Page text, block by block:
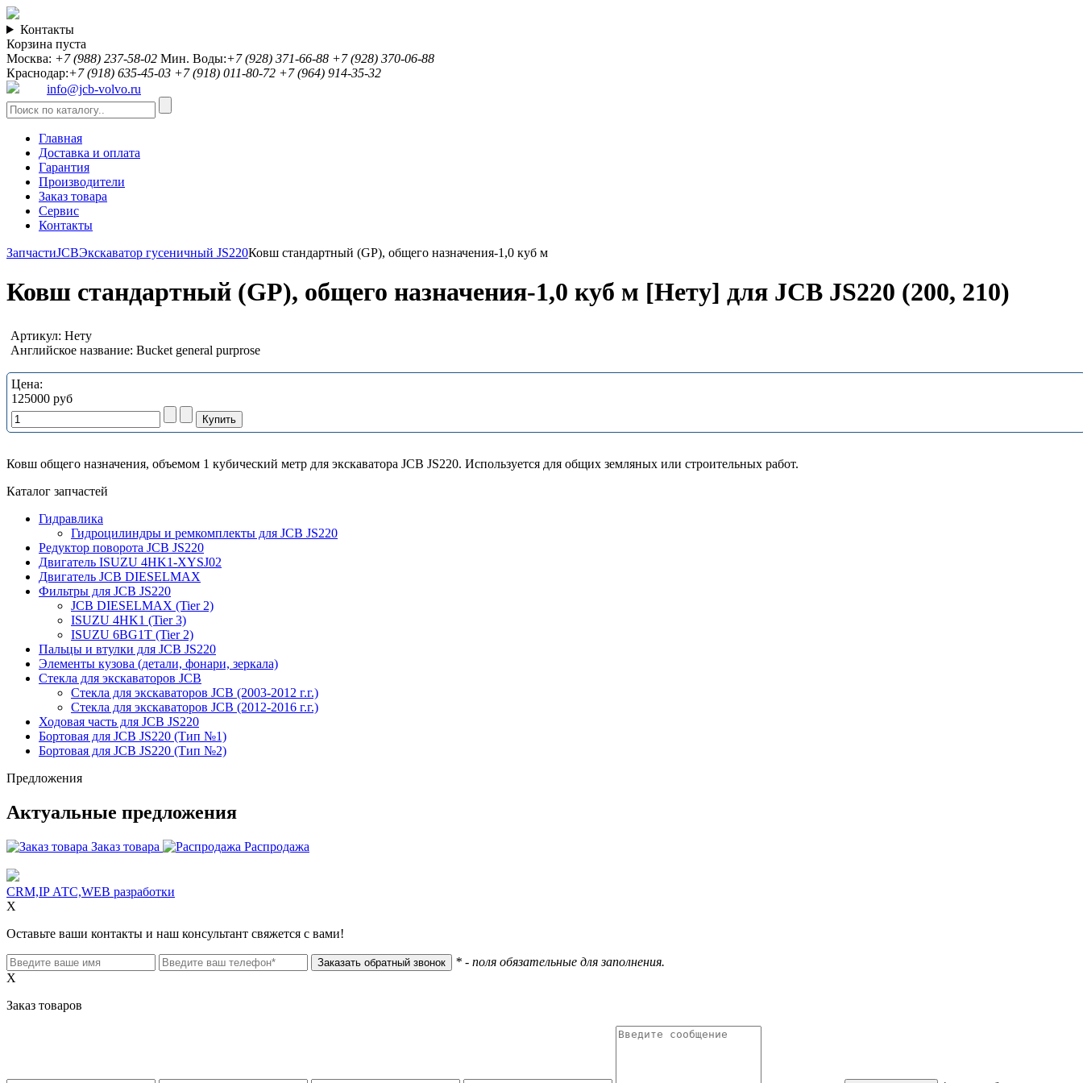
Контакты
Корзина пуста
Москва: +7 (988) 237-58-02 Мин. Воды:+7 (928) 371-66-88 +7 (928) 370-06-88
Краснодар:+7 (918) 635-45-03 +7 (918) 011-80-72 +7 (964) 914-35-32
info@jcb-volvo.ru
Главная
Доставка и оплата
Гарантия
Производители
Заказ товара
Сервис
Контакты
ЗапчастиJCBЭкскаватор гусеничный JS220Ковш стандартный (GP), общего назначения-1,0 куб м
Ковш стандартный (GP), общего назначения-1,0 куб м [Нету] для JCB JS220 (200, 210)
Артикул: Нету
Английское название: Bucket general purprose
Цена:
125000 руб
Ковш общего назначения, объемом 1 кубический метр для экскаватора JCB JS220. Используется для общих земляных или строительных работ.
Каталог запчастей
Гидравлика
Гидроцилиндры и ремкомплекты для JCB JS220
Редуктор поворота JCB JS220
Двигатель ISUZU 4HK1-XYSJ02
Двигатель JCB DIESELMAX
Фильтры для JCB JS220
JCB DIESELMAX (Tier 2)
ISUZU 4HK1 (Tier 3)
ISUZU 6BG1T (Tier 2)
Пальцы и втулки для JCB JS220
Элементы кузова (детали, фонари, зеркала)
Стекла для экскаваторов JCB
Стекла для экскаваторов JCB (2003-2012 г.г.)
Стекла для экскаваторов JCB (2012-2016 г.г.)
Ходовая часть для JCB JS220
Бортовая для JCB JS220 (Тип №1)
Бортовая для JCB JS220 (Тип №2)
Предложения
Актуальные предложения
Заказ товара Распродажа
CRM,IP АТС,WEB разработки
X
Оставьте ваши контакты и наш консультант свяжется с вами!
* - поля обязательные для заполнения.
X
Заказ товаров